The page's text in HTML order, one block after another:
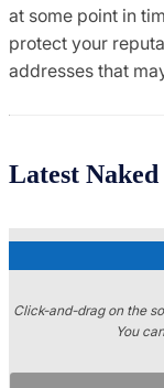
at some point in
protect your
addresses that
Latest
Click-and-drag on the
You